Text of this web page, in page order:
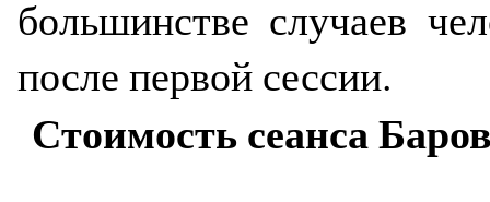
большинстве случаев
после первой сессии.
Стоимость сеанса